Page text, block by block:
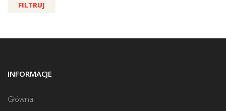
FILTRUJ
INFORMACJE
Główna